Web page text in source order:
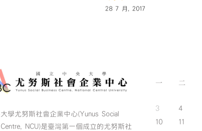
學尤努斯社會企業中心(Yunus Social
Centre, NCU)是臺灣第一個成立的尤努斯社
一 二
3
4
10
11